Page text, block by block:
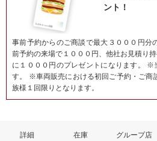
ント！
事前予約からのご商談で最大３０００円分
前予約の来場で１０００円、他社お見積り
に１０００円のプレゼントになります。 ※
す。 ※車両販売における初回ご予約・ご商
族様１回限りとなります。
詳細 在庫 グループ店